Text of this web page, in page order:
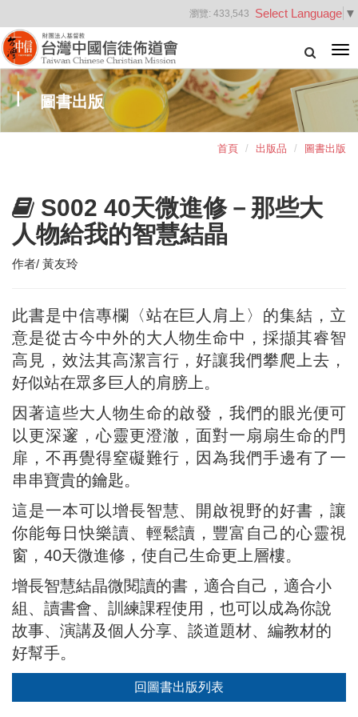
Select Language ▼
瀏覽: 433,543
圖書出版
首頁 出版品 圖書出版
S002 40天微進修－那些大
人物給我的智慧結晶
作者/ 黃友玲
此書是中信專欄〈站在巨人肩上〉的集結，立
意是從古今中外的大人物生命中，採擷其睿智
高見，效法其高潔言行，好讓我們攀爬上去，
好似站在眾多巨人的肩膀上。
因著這些大人物生命的啟發，我們的眼光便可
以更深邃，心靈更澄澈，面對一扇扇生命的門
扉，不再覺得窒礙難行，因為我們手邊有了一
串串寶貴的鑰匙。
這是一本可以增長智慧、開啟視野的好書，讓
你能每日快樂讀、輕鬆讀，豐富自己的心靈視
窗，40天微進修，使自己生命更上層樓。
增長智慧結晶微閱讀的書，適合自己，適合小
組、讀書會、訓練課程使用，也可以成為你說
故事、演講及個人分享、談道題材、編教材的
好幫手。
回圖書出版列表